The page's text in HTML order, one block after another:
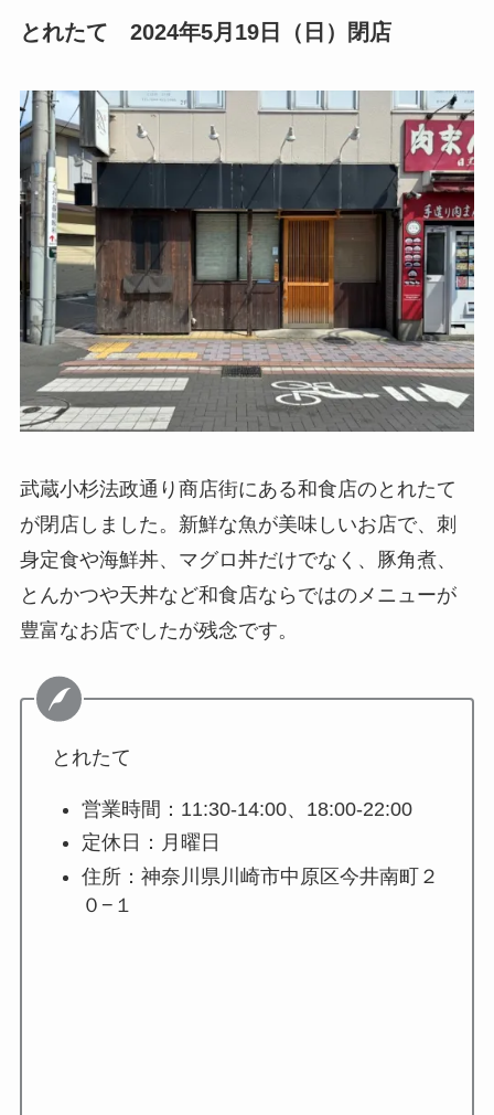
とれたて 2024年5月19日（日）閉店
武蔵小杉法政通り商店街にある和食店のとれたて
が閉店しました。新鮮な魚が美味しいお店で、刺
身定食や海鮮丼、マグロ丼だけでなく、豚角煮、
とんかつや天丼など和食店ならではのメニューが
豊富なお店でしたが残念です。
とれたて
営業時間：11:30-14:00、18:00-22:00
定休日：月曜日
住所：神奈川県川崎市中原区今井南町２
０−１